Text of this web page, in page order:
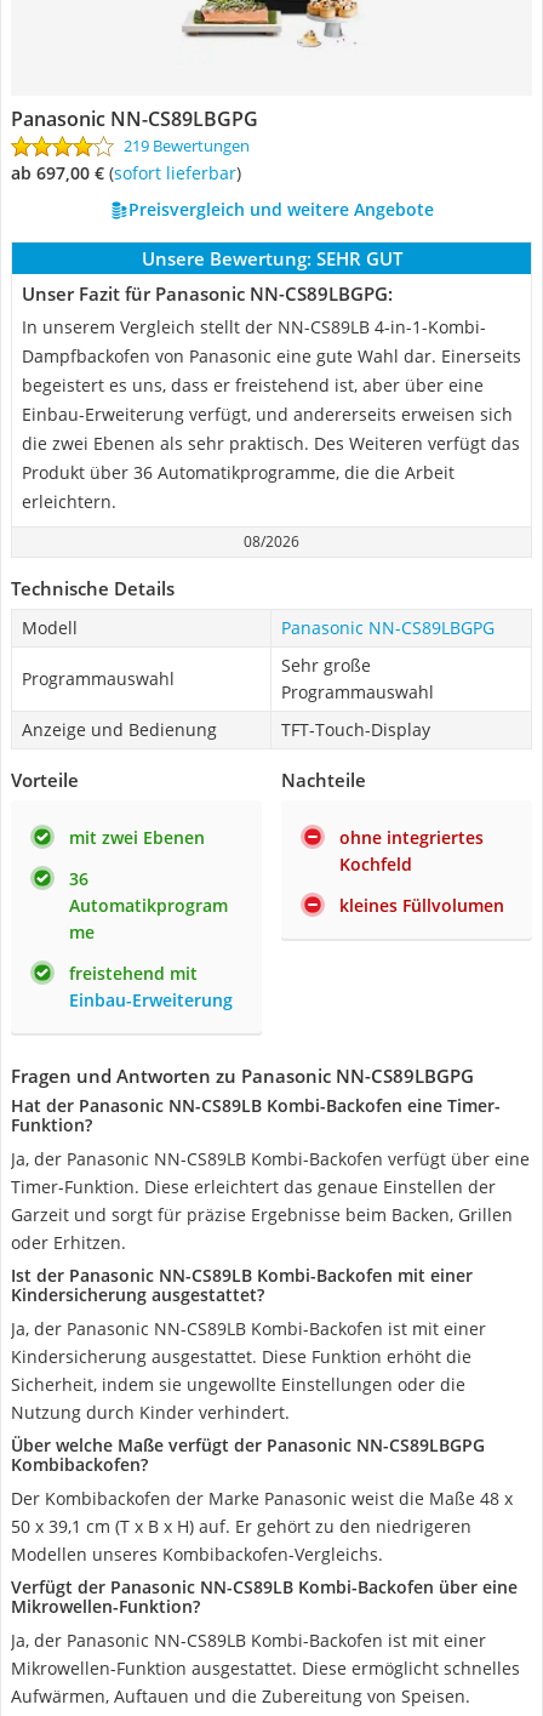
Panasonic NN-CS89LBGPG
219 Bewertungen
ab 697,00 € ( Sofort lieferbar)
Preisvergleich und weitere Angebote
Unsere Bewertung: SEHR GUT
Unser Fazit für Panasonic NN-CS89LBGPG:
In unserem Vergleich stellt der NN-CS89LB 4-in-1-Kombi-
Dampfbackofen von Panasonic eine gute Wahl dar. Einerseits
begeistert es uns, dass er freistehend ist, aber über eine
Einbau-Erweiterung verfügt, und andererseits erweisen sich
die zwei Ebenen als sehr praktisch. Des Weiteren verfügt das
Produkt über 36 Automatikprogramme, die die Arbeit
erleichtern.
08/2026
Technische Details
Modell Panasonic NN-CS89LBGPG
Programmauswahl
Sehr große
Programmauswahl
Anzeige und Bedienung
TFT-Touch-Display
Vorteile
mit zwei Ebenen
36
Automatikprogram
me
freistehend mit
Einbau-Erweiterung
Nachteile
ohne integriertes
Kochfeld
kleines Füllvolumen
Fragen und Antworten zu Panasonic NN-CS89LBGPG
Hat der Panasonic NN-CS89LB Kombi-Backofen eine Timer-
Funktion?
Ja, der Panasonic NN-CS89LB Kombi-Backofen verfügt über eine
Timer-Funktion. Diese erleichtert das genaue Einstellen der
Garzeit und sorgt für präzise Ergebnisse beim Backen, Grillen
oder Erhitzen.
Ist der Panasonic NN-CS89LB Kombi-Backofen mit einer
Kindersicherung ausgestattet?
Ja, der Panasonic NN-CS89LB Kombi-Backofen ist mit einer
Kindersicherung ausgestattet. Diese Funktion erhöht die
Sicherheit, indem sie ungewollte Einstellungen oder die
Nutzung durch Kinder verhindert.
Über welche Maße verfügt der Panasonic NN-CS89LBGPG
Kombibackofen?
Der Kombibackofen der Marke Panasonic weist die Maße 48 x
50 x 39,1 cm (T x B x H) auf. Er gehört zu den niedrigeren
Modellen unseres Kombibackofen-Vergleichs.
Verfügt der Panasonic NN-CS89LB Kombi-Backofen über eine
Mikrowellen-Funktion?
Ja, der Panasonic NN-CS89LB Kombi-Backofen ist mit einer
Mikrowellen-Funktion ausgestattet. Diese ermöglicht schnelles
Aufwärmen, Auftauen und die Zubereitung von Speisen.